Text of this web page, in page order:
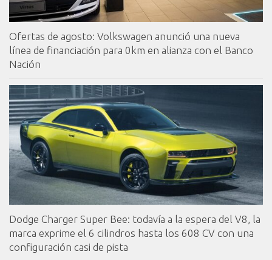
Ofertas de agosto: Volkswagen anunció una nueva
línea de financiación para 0km en alianza con el Banco
Nación
Dodge Charger Super Bee: todavía a la espera del V8, la
marca exprime el 6 cilindros hasta los 608 CV con una
configuración casi de pista